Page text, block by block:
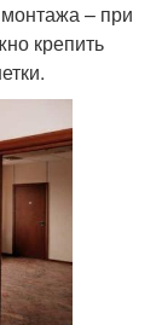
– при
крепить